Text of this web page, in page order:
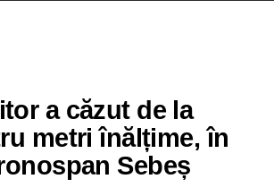
a căzut de la
metri înălțime, în
Sebeș